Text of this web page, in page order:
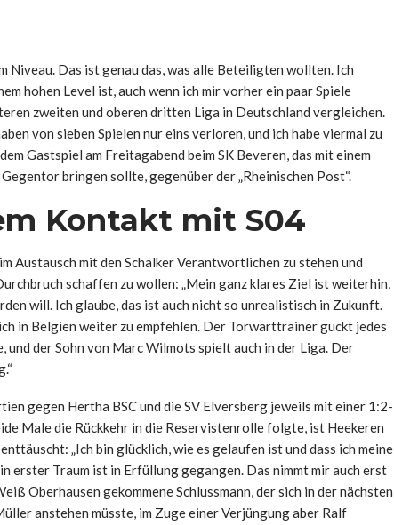
Niveau. Das ist genau das, was alle Beteiligten wollten. Ich
hohen Level ist, auch wenn ich mir vorher ein paar Spiele
zweiten und oberen dritten Liga in Deutschland vergleichen.
von sieben Spielen nur eins verloren, und ich habe viermal zu
Gastspiel am Freitagabend beim SK Beveren, das mit einem
bringen sollte, gegenüber der „Rheinischen Post“.
Kontakt mit S04
Austausch mit den Schalker Verantwortlichen zu stehen und
schaffen zu wollen: „Mein ganz klares Ziel ist weiterhin,
will. Ich glaube, das ist auch nicht so unrealistisch in Zukunft.
in Belgien weiter zu empfehlen. Der Torwarttrainer guckt jedes
der Sohn von Marc Wilmots spielt auch in der Liga. Der
gegen Hertha BSC und die SV Elversberg jeweils mit einer 1:2-
Male die Rückkehr in die Reservistenrolle folgte, ist Heekeren
„Ich bin glücklich, wie es gelaufen ist und dass ich meine
erster Traum ist in Erfüllung gegangen. Das nimmt mir auch erst
Oberhausen gekommene Schlussmann, der sich in der nächsten
anstehen müsste, im Zuge einer Verjüngung aber Ralf